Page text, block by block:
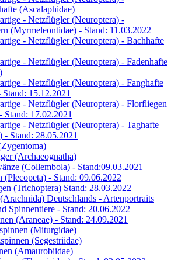
(Ascalaphidae)
- Netzflügler (Neuroptera) -
(Myrmeleontidae) - Stand: 11.03.2022
- Netzflügler (Neuroptera) - Bachhafte
- Netzflügler (Neuroptera) - Fadenhafte
- Netzflügler (Neuroptera) - Fanghafte
15.12.2021
- Netzflügler (Neuroptera) - Florfliegen
Stand: 17.02.2021
- Netzflügler (Neuroptera) - Taghafte
- Stand: 28.05.2021
(Archaeognatha)
(Collembola) - Stand:09.03.2021
(Plecopeta) - Stand: 09.06.2022
(Trichoptera) Stand: 28.03.2022
Deutschlands - Artenportraits
Spinnentiere - Stand: 20.06.2022
(Araneae) - Stand: 24.09.2021
(Miturgidae)
(Segestriidae)
(Amaurobiidae)